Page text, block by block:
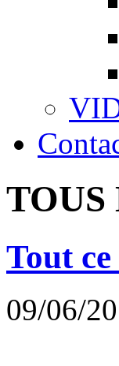
TOUS
Tout
09/06/